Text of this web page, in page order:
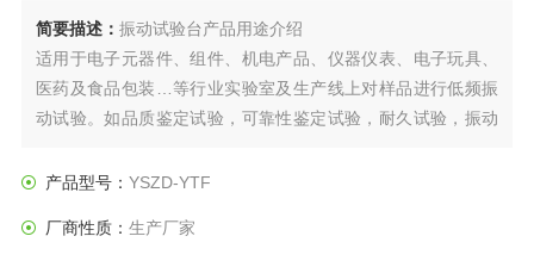
简要描述： 振动试验台产品用途介绍
适用于电子元器件、组件、机电产品、仪器仪表、电子玩具、
医药及食品包装…等行业实验室及生产线上对样品进行低频振
动试验。如品质鉴定试验，可靠性鉴定试验，耐久试验，振动
产品在制造、组装、运输及使用过程中所遭受的振动环境，以
产品型号： YSZD-YTF
厂商性质： 生产厂家